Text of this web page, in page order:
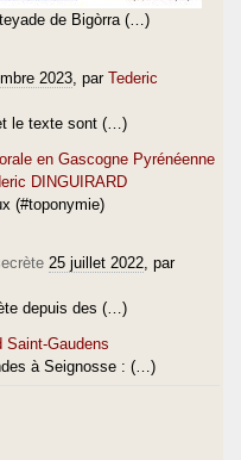
de Bigòrra (…)
2023 , par Tederic
le texte sont (…)
en Gascogne Pyrénéenne
DINGUIRARD
(#toponymie)
25 juillet 2022 , par
depuis des (…)
Saint-Gaudens
à Seignosse : (…)